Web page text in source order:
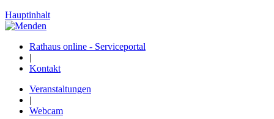
Hauptinhalt
Rathaus online - Serviceportal
|
Kontakt
Veranstaltungen
|
Webcam